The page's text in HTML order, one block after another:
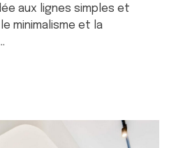
aux lignes simples et
minimalisme et la